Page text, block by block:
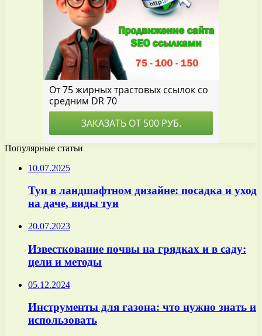
Популярные статьи
10.07.2025
Туи в ландшафтном дизайне: посадка и уход
на даче, виды туи
20.07.2023
Известкование почвы на грядках и в саду:
цели и методы
05.12.2024
Инструменты для газона: что нужно знать и
использовать